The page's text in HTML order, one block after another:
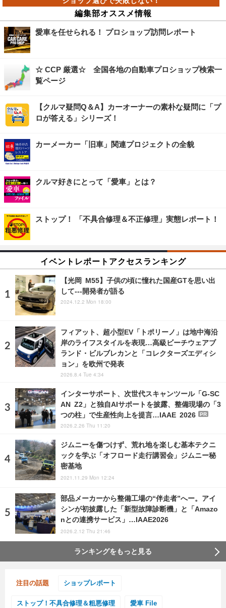
編集部オススメ情報
愛車を任せられる！ プロショップ訪問レポート
☆ CCP 厳選☆ 全国各地の自動車プロショップ検索一
覧ページ
【クルマ疑問Q＆A】カーオーナーの素朴な疑問に「プ
ロが答える」シリーズ！
カーメーカー「旧車」関連プロジェクトの全貌
クルマ好きにとって「愛車」とは？
ストップ！ 「不具合修理＆不正修理」実態レポート！
イベントレポートアクセスランキング
【光岡 M55】子供の頃に憧れた国産GTを思い出
して---開発者が語る
2024.12.2 Mon 18:00
フィアット、超小型EV「トポリーノ」は地中海沿
岸のライフスタイルを表現…高級ビーチウェアブ
ランド・ビルブレカンと「コレクターズエディシ
ョン」を欧州で発表
2026.8.4 Tue 4:34
インターサポート、次世代スキャンツール「G-SC
AN Z2」と独自AIサポートを披露、整備現場の「3
つの柱」で生産性向上を提言…IAAE 2026
PR
2026.2.26 Thu 11:20
ジムニーを傷つけず、荒れ地を楽しむ基本テクニ
ックを学ぶ「オフロード走行講習会」ジムニー秘
密基地
2021.11.29 Mon 12:24
部品メーカーから整備工場の“伴走者”へー。アイ
シンが初披露した「新型故障診断機」と「Amazo
nとの連携サービス」…IAAE2026
2026.2.12 Thu 21:46
ランキングをもっと見る
注目の話題 ショップレポート
ストップ！不具合修理＆粗悪修理 愛車 File